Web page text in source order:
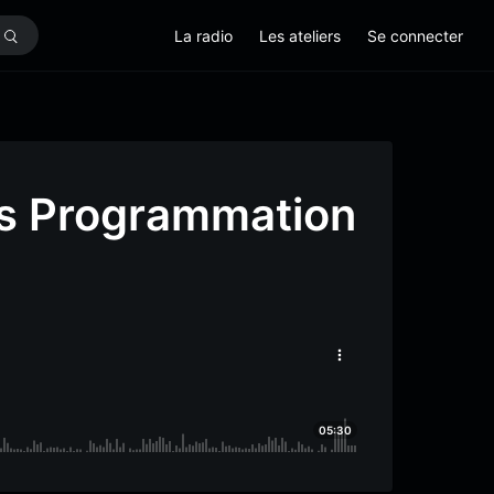
La radio Les ateliers Se connecter
Programmation
05:30